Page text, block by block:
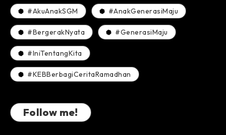
#AkuAnakSGM #AnakGenerasiMaju
#BergerakNyata #GenerasiMaju
#IniTentangKita
#KEBBerbagiCeritaRamadhan
Follow me!